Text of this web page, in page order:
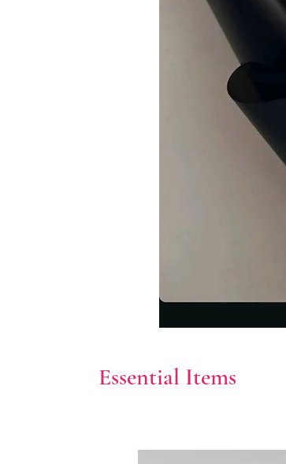
Essential Items